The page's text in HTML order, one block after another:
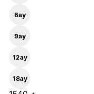
6ay
9ay
12ay
18ay